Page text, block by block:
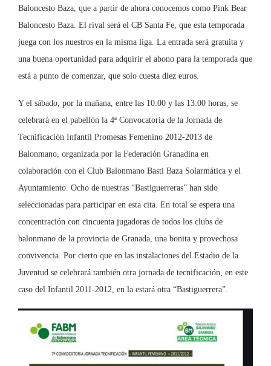
Baloncesto Baza, que a partir de ahora conocemos como Pink Bear
Baloncesto Baza. El rival será el CB Santa Fe, que esta temporada
juega con los nuestros en la misma liga. La entrada será gratuita y
una buena oportunidad para adquirir el abono para la temporada que
está a punto de comenzar, que solo cuesta diez euros.
Y el sábado, por la mañana, entre las 10:00 y las 13:00 horas, se
celebrará en el pabellón la 4ª Convocatoria de la Jornada de
Tecnificación Infantil Promesas Femenino 2012-2013 de
Balonmano, organizada por la Federación Granadina en
colaboración con el Club Balonmano Basti Baza Solarmática y el
Ayuntamiento. Ocho de nuestras “Bastiguerreras” han sido
seleccionadas para participar en esta cita. En total se espera una
concentración con cincuenta jugadoras de todos los clubs de
balonmano de la provincia de Granada, una bonita y provechosa
convivencia. Por cierto que en las instalaciones del Estadio de la
Juventud se celebrará también otra jornada de tecnificación, en este
caso del Infantil 2011-2012, en la estará otra “Bastiguerrera”.